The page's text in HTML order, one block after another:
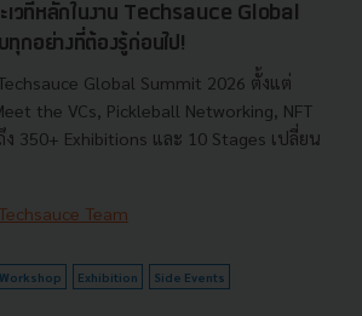
ะเวทีหลักในงาน Techsauce Global
กอย่างที่ต้องรู้ก่อนไป!
Global Summit 2026 ตั้งแต่
the VCs, Pickleball Networking, NFT
350+ Exhibitions และ 10 Stages เปลี่ยน
Techsauce Team
Workshop Exhibition Side Events